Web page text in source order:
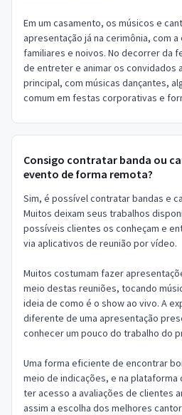
Em um casamento, os músicos e
apresentação já na cerimônia, com
familiares e noivos. No decorrer da
de entreter e animar os convidados
principal, com músicas dançantes,
comum em festas corporativas e
Consigo contratar banda ou
evento de forma remota?
Sim, é possível contratar bandas e
Muitos deixam seus trabalhos
possíveis clientes os conheçam e
via aplicativos de reunião por vídeo.
Muitos costumam fazer
meio destas reuniões, tocando
ideia de como é o show ao vivo. A
diferente de uma apresentação
conhecer um pouco do trabalho do
Uma forma eficiente de encontrar
meio de indicações, e na plataforma
ter acesso a avaliações de clientes
assim a escolha dos melhores